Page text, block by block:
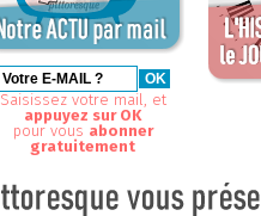
Saisissez votre mail, et
appuyez sur OK
pour vous abonner
gratuitement